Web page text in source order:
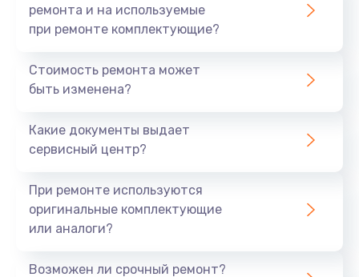
ремонта и на используемые
при ремонте комплектующие?
Стоимость ремонта может
быть изменена?
Какие документы выдает
сервисный центр?
При ремонте используются
оригинальные комплектующие
или аналоги?
Возможен ли срочный ремонт?